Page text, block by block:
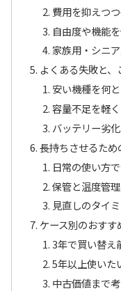
費用を抑えつ
自由度や機能
家族用・シニ
よくある失敗と
安い機種を何
容量不足を軽
バッテリー劣
長持ちさせるた
日常の使い方
保管と温度管
見直しのタイ
ケース別のおすす
3年で買い替え
5年以上使いた
中古価値まで